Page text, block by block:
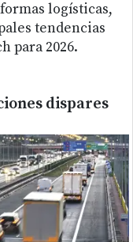
logísticas,
tendencias
para 2026.
dispares